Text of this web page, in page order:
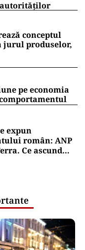
autorităților
conceptul
jurul produselor,
pe economia
expun
român: ANP
Ce ascund